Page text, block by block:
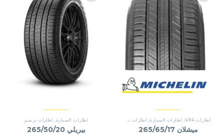
إطارات 4X4 , اطارات السيارة, اطارات بريمير
ميشلان 265/65/17
اطارات السيارة, اطارات بريمير
بيريلي 265/50/20